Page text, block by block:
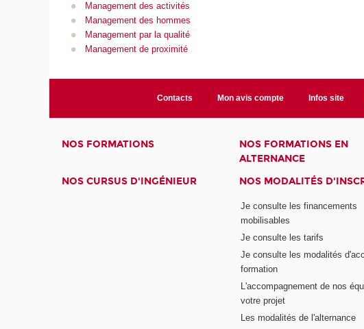
Management des activités
Management des hommes
Management par la qualité
Management de proximité
Contacts Mon avis compte Infos site
NOS FORMATIONS
NOS FORMATIONS EN
ALTERNANCE
NOS CURSUS D'INGÉNIEUR
NOS MODALITÉS
Je consulte les financements
mobilisables
Je consulte les tarifs
Je consulte les modalités
formation
L'accompagnement de nos
votre projet
Les modalités de l'alternance